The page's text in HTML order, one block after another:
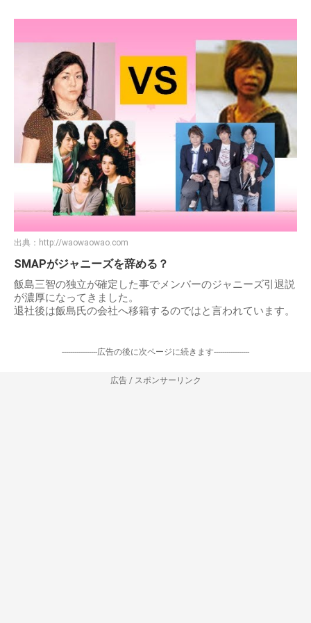
出典： http://waowaowao.com
SMAPがジャニーズを辞める？
飯島三智の独立が確定した事でメンバーのジャニーズ引退説
が濃厚になってきました。
退社後は飯島氏の会社へ移籍するのではと言われています。
-----------------広告の後に次ページに続きます-----------------
広告 / スポンサーリンク